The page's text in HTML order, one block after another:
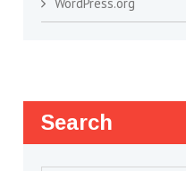
Search